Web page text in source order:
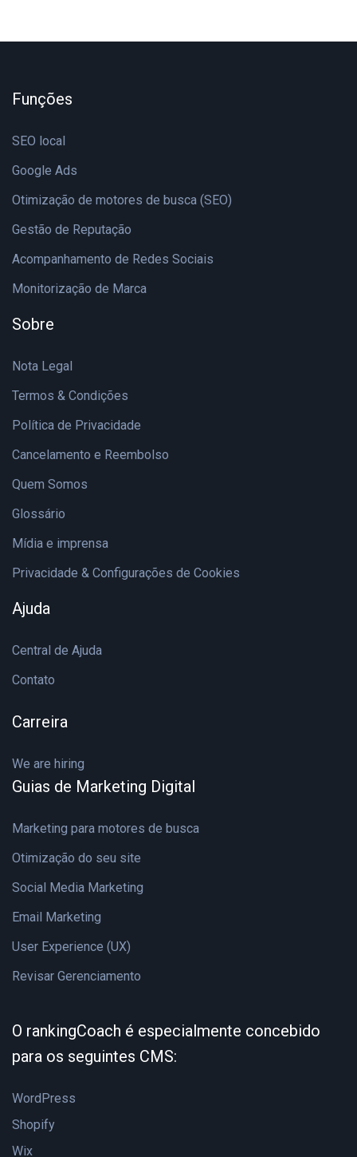
Funções
SEO local
Google Ads
Otimização de motores de busca (SEO)
Gestão de Reputação
Acompanhamento de Redes Sociais
Monitorização de Marca
Sobre
Nota Legal
Termos & Condições
Política de Privacidade
Cancelamento e Reembolso
Quem Somos
Glossário
Mídia e imprensa
Privacidade & Configurações de Cookies
Ajuda
Central de Ajuda
Contato
Carreira
We are hiring
Guias de Marketing Digital
Marketing para motores de busca
Otimização do seu site
Social Media Marketing
Email Marketing
User Experience (UX)
Revisar Gerenciamento
O rankingCoach é especialmente concebido
para os seguintes CMS:
WordPress
Shopify
Wix